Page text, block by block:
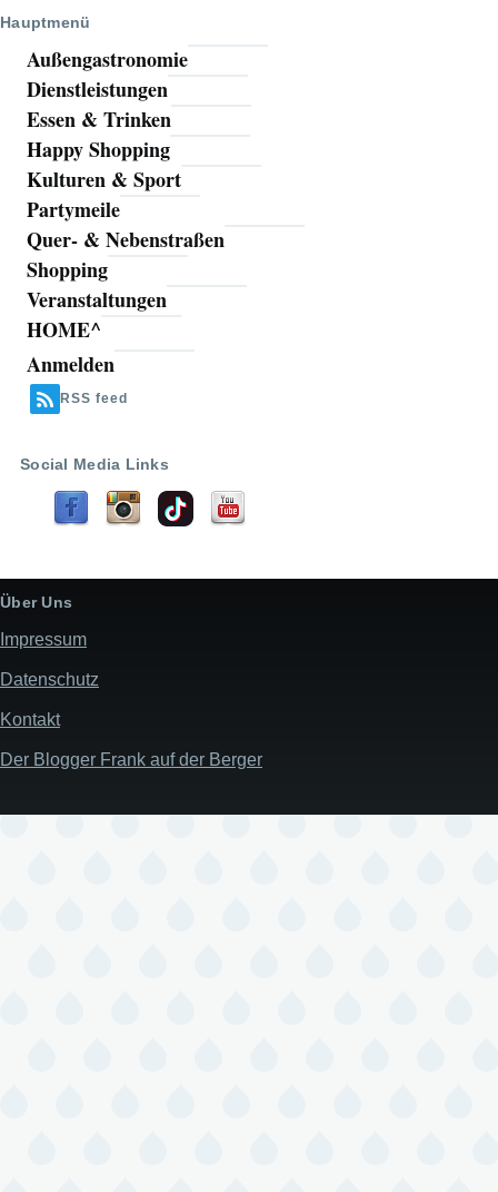
Hauptmenü
Außengastronomie
Dienstleistungen
Essen & Trinken
Happy Shopping
Kulturen & Sport
Partymeile
Quer- & Nebenstraßen
Shopping
Veranstaltungen
HOME^
Benutzermenü
Anmelden
RSS feed
Social Media Links
Über Uns
Impressum
Datenschutz
Kontakt
Der Blogger Frank auf der Berger